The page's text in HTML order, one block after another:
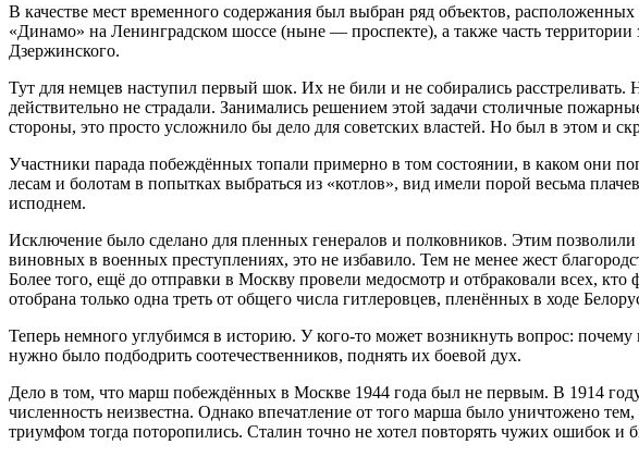
В качестве мест временного содержания был выбран ряд объектов,
«Динамо» на Ленинградском шоссе (ныне — проспекте), а также часть
Дзержинского.
Тут для немцев наступил первый шок. Их не били и не собирались
действительно не страдали. Занимались решением этой задачи столичные
стороны, это просто усложнило бы дело для советских властей. Но был в этом
Участники парада побеждённых топали примерно в том состоянии, в каком они
лесам и болотам в попытках выбраться из «котлов», вид имели порой весьма
исподнем.
Исключение было сделано для пленных генералов и полковников. Этим
виновных в военных преступлениях, это не избавило. Тем не менее жест
Более того, ещё до отправки в Москву провели медосмотр и отбраковали всех,
отобрана только одна треть от общего числа гитлеровцев, пленённых в ходе
Теперь немного углубимся в историю. У кого-то может возникнуть вопрос:
нужно было подбодрить соотечественников, поднять их боевой дух.
Дело в том, что марш побеждённых в Москве 1944 года был не первым. В 1914
численность неизвестна. Однако впечатление от того марша было уничтожено
триумфом тогда поторопились. Сталин точно не хотел повторять чужих ошибок